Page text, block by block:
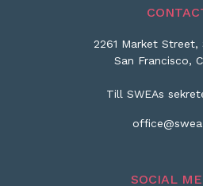
2261 Market Street,
San Francisco,
Till SWEAs
SOCIAL